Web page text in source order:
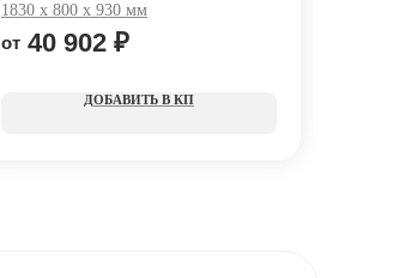
1830 x 800 x 930 мм
40 902 ₽
КП